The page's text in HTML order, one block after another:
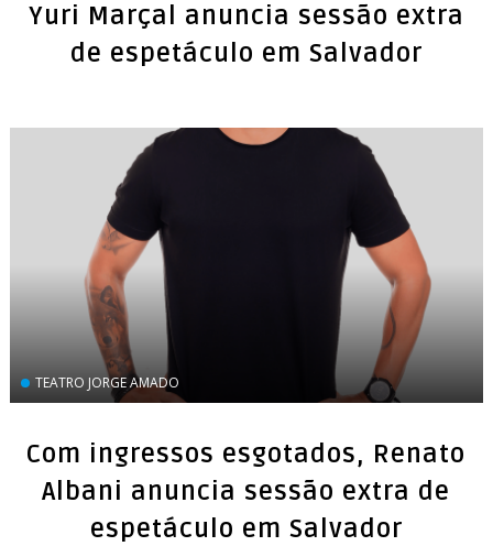
Yuri Marçal anuncia sessão extra
de espetáculo em Salvador
TEATRO JORGE AMADO
Com ingressos esgotados, Renato
Albani anuncia sessão extra de
espetáculo em Salvador